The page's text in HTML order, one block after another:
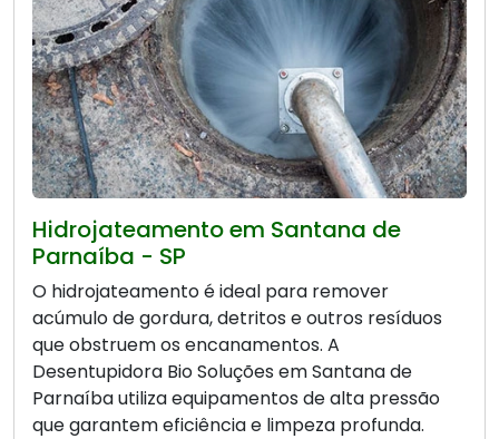
Hidrojateamento em Santana de
Parnaíba - SP
O hidrojateamento é ideal para remover
acúmulo de gordura, detritos e outros resíduos
que obstruem os encanamentos. A
Desentupidora Bio Soluções em Santana de
Parnaíba utiliza equipamentos de alta pressão
que garantem eficiência e limpeza profunda.